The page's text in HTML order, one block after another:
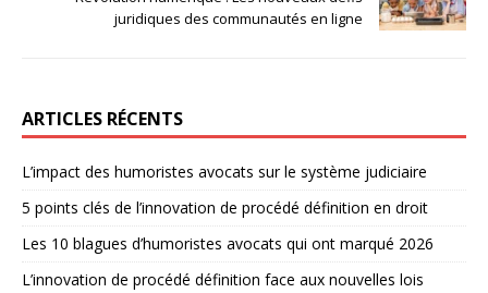
juridiques des communautés en ligne
ARTICLES RÉCENTS
L’impact des humoristes avocats sur le système judiciaire
5 points clés de l’innovation de procédé définition en droit
Les 10 blagues d’humoristes avocats qui ont marqué 2026
L’innovation de procédé définition face aux nouvelles lois